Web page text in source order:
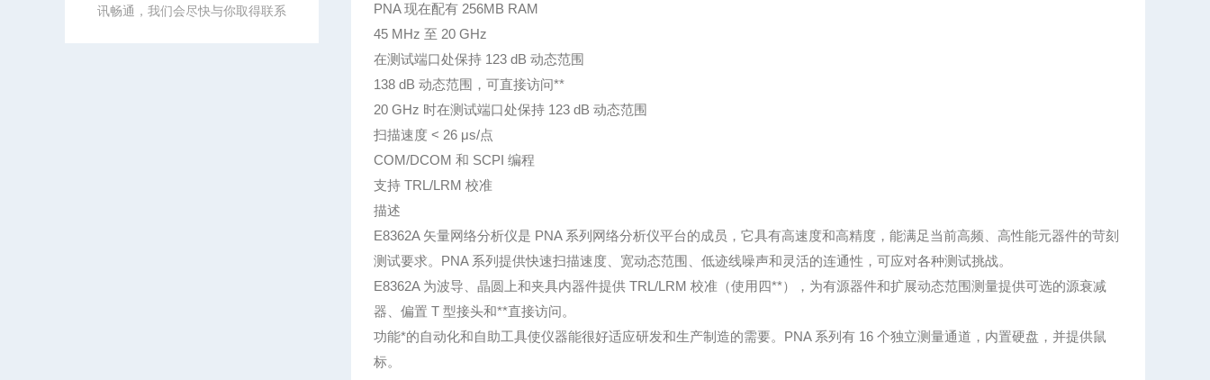
PNA 现在配有 256MB RAM
45 MHz 至 20 GHz
在测试端口处保持 123 dB 动态范围
138 dB 动态范围，可直接访问**
20 GHz 时在测试端口处保持 123 dB 动态范围
扫描速度 < 26 μs/点
COM/DCOM 和 SCPI 编程
支持 TRL/LRM 校准
描述
E8362A 矢量网络分析仪是 PNA 系列网络分析仪平台的成员，它具有高速度和高精度，能满足当前高频、高性能元器件的苛刻
测试要求。PNA 系列提供快速扫描速度、宽动态范围、低迹线噪声和灵活的连通性，可应对各种测试挑战。
E8362A 为波导、晶圆上和夹具内器件提供 TRL/LRM 校准（使用四**），为有源器件和扩展动态范围测量提供可选的源衰减
器、偏置 T 型接头和**直接访问。
功能*的自动化和自助工具使仪器能很好适应研发和生产制造的需要。PNA 系列有 16 个独立测量通道，内置硬盘，并提供鼠
标。
讯畅通，我们会尽快与你取得联系